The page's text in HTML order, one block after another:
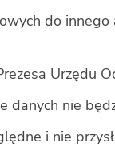
do
Urzędu
nie
i nie